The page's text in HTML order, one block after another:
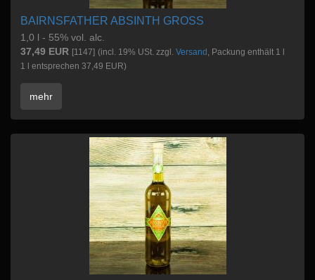
BAIRNSFATHER ABSINTH GROSS
1,0 l - 55% vol. alc.
37,49 EUR [1147] (incl. 19% USt. zzgl. Versand , Packung enthält 1 l
1 l entsprechen 37,49 EUR)
mehr